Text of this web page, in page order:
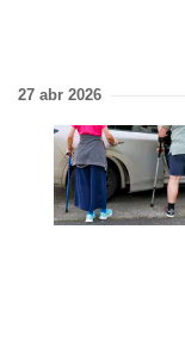
27 abr 2026